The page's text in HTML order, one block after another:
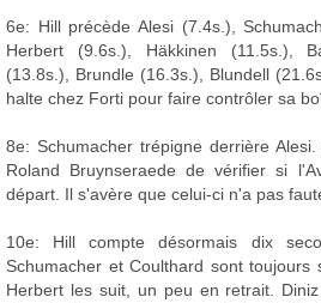
6e: Hill précède Alesi (7.4s.),
Herbert (9.6s.), Häkkinen (11.5s.),
(13.8s.), Brundle (16.3s.), Blundell
halte chez Forti pour faire contrôler sa
8e: Schumacher trépigne derrière
Roland Bruynseraede de vérifier si
départ. Il s'avère que celui-ci n'a pas
10e: Hill compte désormais dix
Schumacher et Coulthard sont
Herbert les suit, un peu en retrait.